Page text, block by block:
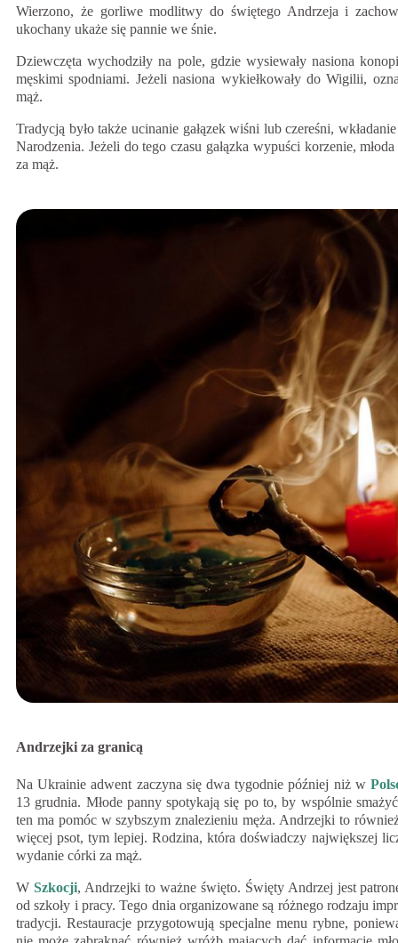
Wierzono, że gorliwe modlitwy do świętego Andrzeja i
ukochany ukaże się pannie we śnie.
Dziewczęta wychodziły na pole, gdzie wysiewały nasiona
męskimi spodniami. Jeżeli nasiona wykiełkowały do Wigilii,
mąż.
Tradycją było także ucinanie gałązek wiśni lub czereśni,
Narodzenia. Jeżeli do tego czasu gałązka wypuści korzenie,
za mąż.
Andrzejki za granicą
Na Ukrainie adwent zaczyna się dwa tygodnie później niż w
13 grudnia. Młode panny spotykają się po to, by wspólnie
ten ma pomóc w szybszym znalezieniu męża. Andrzejki to
więcej psot, tym lepiej. Rodzina, która doświadczy największej
wydanie córki za mąż.
W Szkocji, Andrzejki to ważne święto. Święty Andrzej jest
od szkoły i pracy. Tego dnia organizowane są różnego rodzaju
tradycji. Restauracje przygotowują specjalne menu rybne,